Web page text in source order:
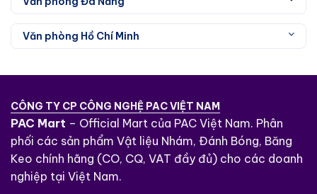
Ứng dụng của máy chà nhám 3M ROS
20317
Chà nhám gỗ trước khi sơn hoặc đánh
công đoạn sơn.
Mài nhẵn vật liệu composite và sợi
thủy tinh.
Sử dụng trong sản xuất nội thất, công
Văn phòng Hồ Chí Minh
CÔNG TY CP CÔNG NGHỆ PAC VIỆT NAM
PAC Mart – Official Mart của PAC Việt Nam. Phân
phối các sản phẩm Vật liệu Nhám, Đánh Bóng, Băng
Keo chính hãng (CO, CQ, VAT đầy đủ) cho các doanh
nghiệp tại Việt Nam.